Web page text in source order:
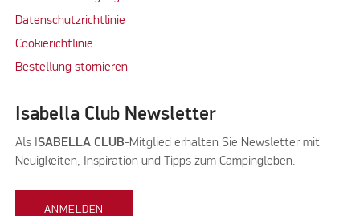
Datenschutzrichtlinie
Cookierichtlinie
Bestellung stornieren
Isabella Club Newsletter
Als ISABELLA CLUB-Mitglied erhalten Sie Newsletter mit
Neuigkeiten, Inspiration und Tipps zum Campingleben.
ANMELDEN